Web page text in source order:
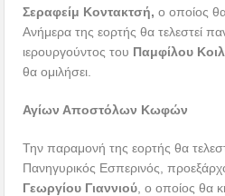
Σεραφείμ Κοντακτσή, ο οποίος
Ανήμερα της εορτής θα τελεστεί
ιερουργούντος του Παμφίλου
θα ομιλήσει.
Αγίων Αποστόλων Κωφών
Την παραμονή της εορτής θα
Πανηγυρικός Εσπερινός,
Γεωργίου Γιαννιού , ο οποίος θα